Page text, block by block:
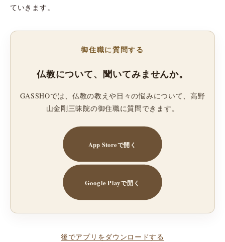
ていきます。
御住職に質問する
仏教について、聞いてみませんか。
GASSHOでは、仏教の教えや日々の悩みについて、高野
山金剛三昧院の御住職に質問できます。
App Storeで開く
Google Playで開く
後でアプリをダウンロードする